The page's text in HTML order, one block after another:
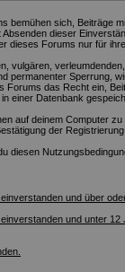
bemühen sich, Beiträge
dieser
dieses Forums nur für
vulgären,
permanenter Sperrung,
Forums das Recht ein,
einer Datenbank
auf deinem Computer
der
diesen
und über
und unter 12